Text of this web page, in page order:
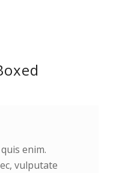
enim.
vulputate